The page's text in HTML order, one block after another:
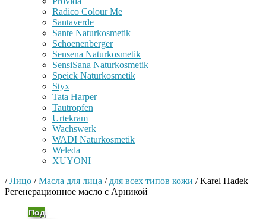
Radico Colour Me
Santaverde
Sante Naturkosmetik
Schoenenberger
Sensena Naturkosmetik
SensiSana Naturkosmetik
Speick Naturkosmetik
Styx
Tata Harper
Tautropfen
Urtekram
Wachswerk
WADI Naturkosmetik
Weleda
XUYONI
/ Лицо / Масла для лица / для всех типов кожи /Karel Hadek
Регенерационное масло с Арникой
Под